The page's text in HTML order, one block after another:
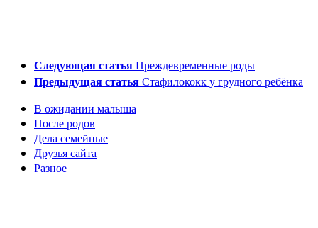
Следующая статьяПреждевременные роды
Предыдущая статьяСтафилококк у грудного ребёнка
В ожидании малыша
После родов
Дела семейные
Друзья сайта
Разное